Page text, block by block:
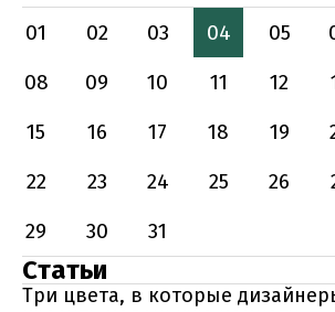
01
02 03 04 05
08
09 10 11 12
15
16 17 18 19
22
23 24 25 26
29
30 31
Статьи
Три цвета, в которые